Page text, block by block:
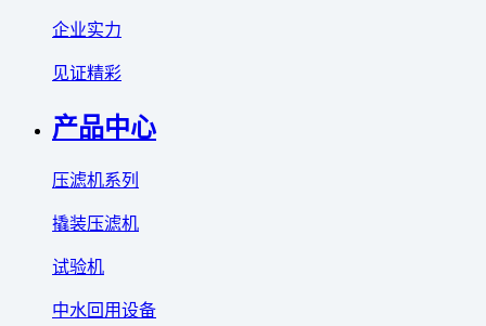
企业实力
见证精彩
产品中心
压滤机系列
撬装压滤机
试验机
中水回用设备